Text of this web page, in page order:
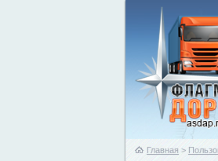
Главная >